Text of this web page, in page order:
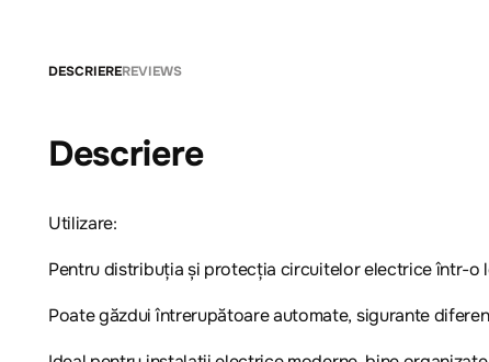
DESCRIEREREVIEWS
Descriere
Utilizare:
Pentru distribuția și protecția circuitelor electrice într-o
Poate găzdui întrerupătoare automate, sigurante